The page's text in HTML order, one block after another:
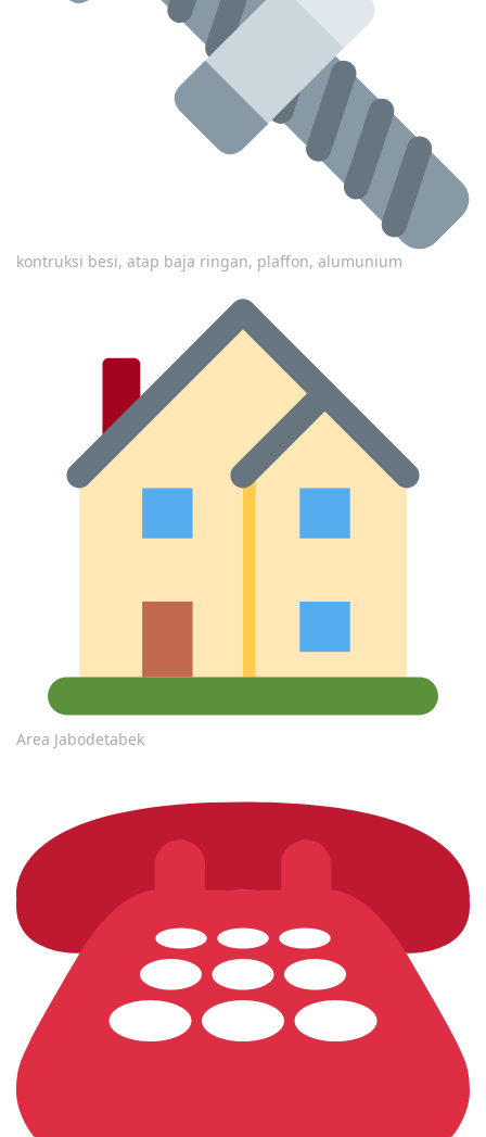
kontruksi besi, atap baja ringan, plaffon, alumunium
Area Jabodetabek